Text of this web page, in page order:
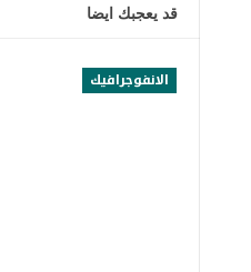
قد يعجبك ايضا
الانفوجرافيك